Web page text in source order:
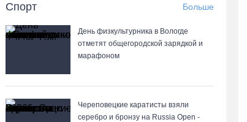
Спорт Больше
День физкультурника в Вологде
отметят общегородской зарядкой и
марафоном
Череповецкие каратисты взяли
серебро и бронзу на Russia Open -